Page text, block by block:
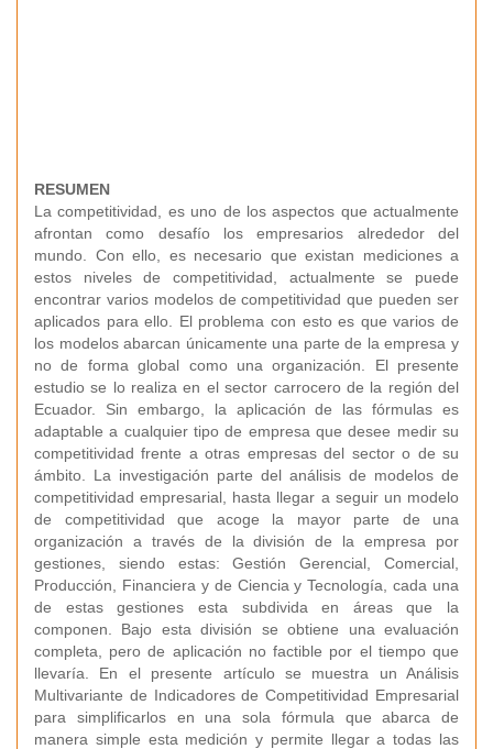
RESUMEN
La competitividad, es uno de los aspectos que actualmente
afrontan como desafío los empresarios alrededor del
mundo. Con ello, es necesario que existan mediciones a
estos niveles de competitividad, actualmente se puede
encontrar varios modelos de competitividad que pueden ser
aplicados para ello. El problema con esto es que varios de
los modelos abarcan únicamente una parte de la empresa y
no de forma global como una organización. El presente
estudio se lo realiza en el sector carrocero de la región del
Ecuador. Sin embargo, la aplicación de las fórmulas es
adaptable a cualquier tipo de empresa que desee medir su
competitividad frente a otras empresas del sector o de su
ámbito. La investigación parte del análisis de modelos de
competitividad empresarial, hasta llegar a seguir un modelo
de competitividad que acoge la mayor parte de una
organización a través de la división de la empresa por
gestiones, siendo estas: Gestión Gerencial, Comercial,
Producción, Financiera y de Ciencia y Tecnología, cada una
de estas gestiones esta subdivida en áreas que la
componen. Bajo esta división se obtiene una evaluación
completa, pero de aplicación no factible por el tiempo que
llevaría. En el presente artículo se muestra un Análisis
Multivariante de Indicadores de Competitividad Empresarial
para simplificarlos en una sola fórmula que abarca de
manera simple esta medición y permite llegar a todas las